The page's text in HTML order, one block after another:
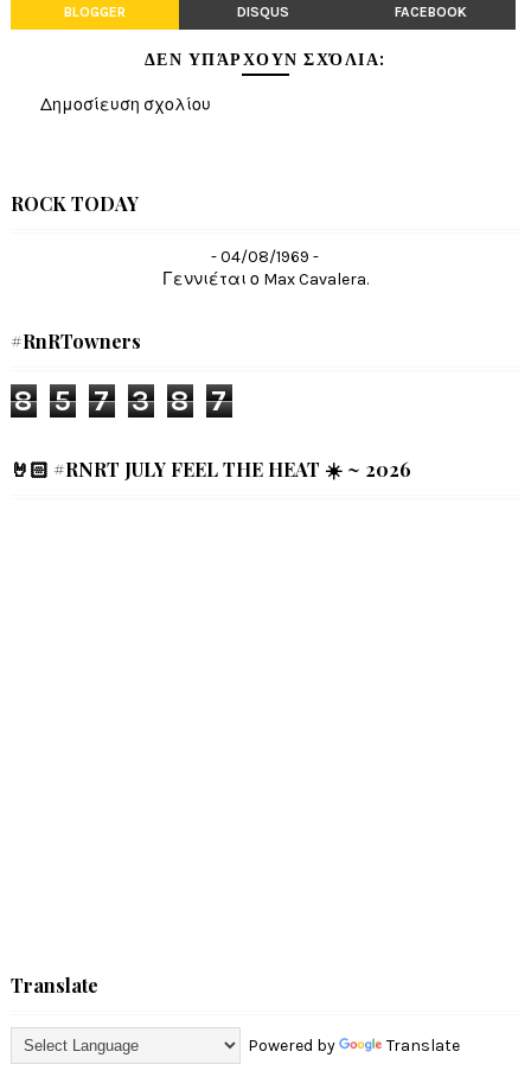
BLOGGER DISQUS FACEBOOK
ΔΕΝ ΥΠΆΡΧΟΥΝ ΣΧΌΛΙΑ:
Δημοσίευση σχολίου
ROCK TODAY
- 04/08/1969 -
Γεννιέται ο Max Cavalera.
#RnRTowners
8 5 7 3 8 7
🤘🏻 #RNRT JULY FEEL THE HEAT ☀️ ~ 2026
Translate
Powered by Translate